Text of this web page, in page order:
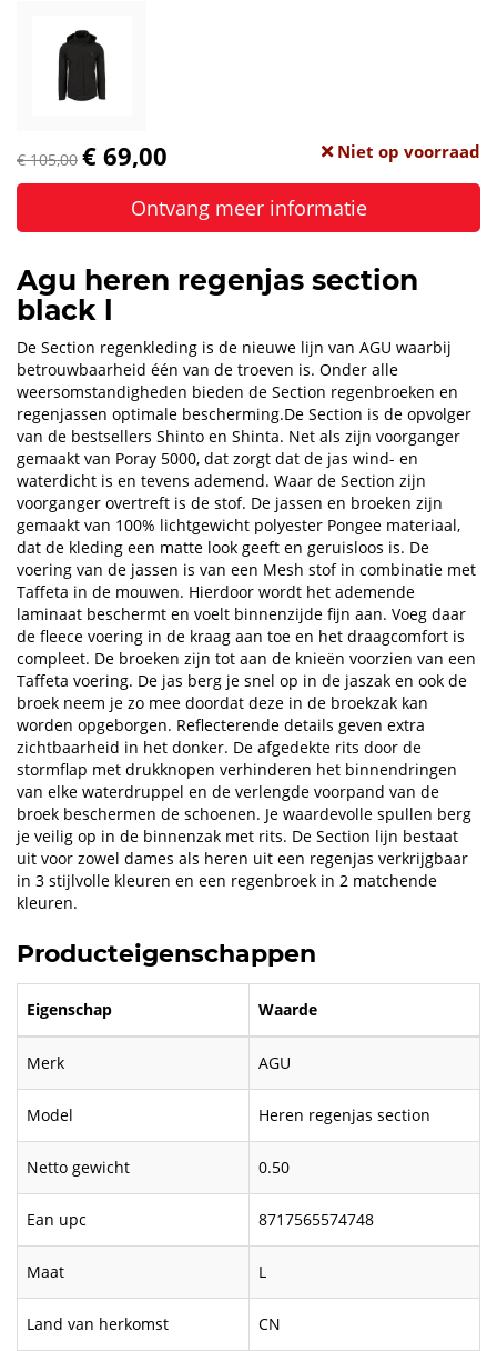
€ 105,00 € 69,00 Niet op voorraad
Ontvang meer informatie
Agu heren regenjas section
black l
De Section regenkleding is de nieuwe lijn van AGU waarbij
betrouwbaarheid één van de troeven is. Onder alle
weersomstandigheden bieden de Section regenbroeken en
regenjassen optimale bescherming.De Section is de opvolger
van de bestsellers Shinto en Shinta. Net als zijn voorganger
gemaakt van Poray 5000, dat zorgt dat de jas wind- en
waterdicht is en tevens ademend. Waar de Section zijn
voorganger overtreft is de stof. De jassen en broeken zijn
gemaakt van 100% lichtgewicht polyester Pongee materiaal,
dat de kleding een matte look geeft en geruisloos is. De
voering van de jassen is van een Mesh stof in combinatie met
Taffeta in de mouwen. Hierdoor wordt het ademende
laminaat beschermt en voelt binnenzijde fijn aan. Voeg daar
de fleece voering in de kraag aan toe en het draagcomfort is
compleet. De broeken zijn tot aan de knieën voorzien van een
Taffeta voering. De jas berg je snel op in de jaszak en ook de
broek neem je zo mee doordat deze in de broekzak kan
worden opgeborgen. Reflecterende details geven extra
zichtbaarheid in het donker. De afgedekte rits door de
stormflap met drukknopen verhinderen het binnendringen
van elke waterdruppel en de verlengde voorpand van de
broek beschermen de schoenen. Je waardevolle spullen berg
je veilig op in de binnenzak met rits. De Section lijn bestaat
uit voor zowel dames als heren uit een regenjas verkrijgbaar
in 3 stijlvolle kleuren en een regenbroek in 2 matchende
kleuren.
Producteigenschappen
Eigenschap Waarde
Merk AGU
Model Heren regenjas section
Netto gewicht 0.50
Ean upc 8717565574748
Maat L
Land van herkomst CN